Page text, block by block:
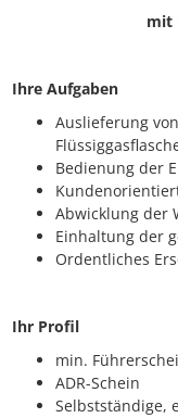
mit
Ihre Aufgaben
Auslieferung
Bedienung der
Abwicklung der
Einhaltung der
Ordentliches
Ihr Profil
min.
ADR-Schein
Selbstständige,